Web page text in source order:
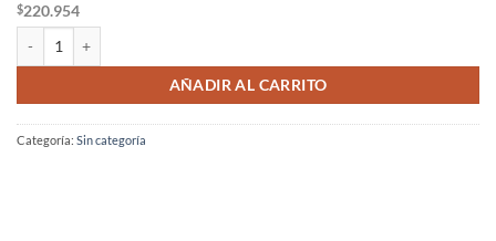
$220.954
AÑADIR AL CARRITO
Categoría: Sin categoría